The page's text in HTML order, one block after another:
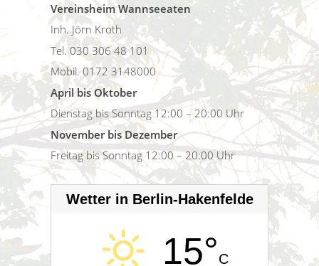
Vereinsheim Wannseeaten
Inh. Jörn Kroth
Tel. 030 306 48 101
Mobil. 0172 3148000
April bis Oktober
Dienstag bis Sonntag 12:00 – 20:00 Uhr
November bis Dezember
Freitag bis Sonntag 12:00 – 20:00 Uhr
Wetter in Berlin-Hakenfelde
15°C